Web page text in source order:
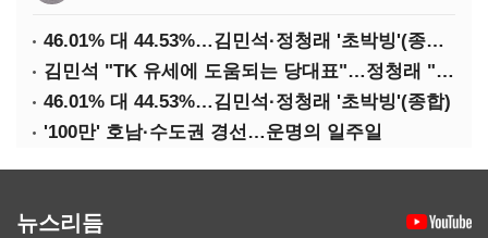
46.01% 대 44.53%…김민석·정청래 '초박빙'(종합 2보)
김민석 "TK 유세에 도움되는 당대표"…정청래 "벌써 대표된 양 당직 배분"
46.01% 대 44.53%…김민석·정청래 '초박빙'(종합)
'100만' 호남·수도권 경선…운명의 일주일
뉴스리듬